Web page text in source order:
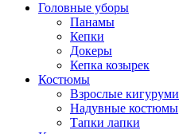
Головные уборы
Панамы
Кепки
Докеры
Кепка козырек
Костюмы
Взрослые кигуруми
Надувные костюмы
Тапки лапки